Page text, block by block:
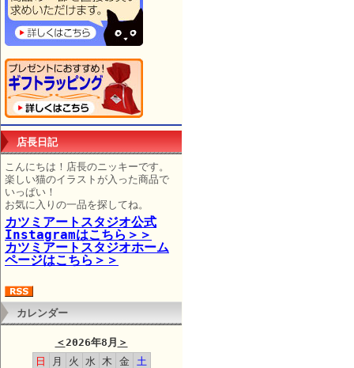
店長日記
こんにちは！店長のニッキーです。
楽しい猫のイラストが入った商品で
いっぱい！
お気に入りの一品を探してね。
カツミアートスタジオ公式
Instagramはこちら＞＞
カツミアートスタジオホーム
ページはこちら＞＞
カレンダー
＜2026年8月 ＞
日
月 火 水 木 金
土